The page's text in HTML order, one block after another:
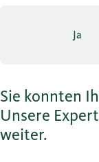
Ja
Sie konnten
Unsere
weiter.